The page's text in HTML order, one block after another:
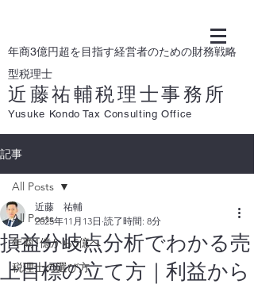
年商3億円超を目指す経営者のための財務戦略
型税理士
近藤祐輔税理士事務所
Yusuke Kondo Tax Consulting Office
記事
All Posts
年商1億から5億へ
税理士の選び方
All Posts
損益分岐点分析でわかる売
上目標の立て方｜利益から
近藤 祐輔
2025年11月13日 読了時間: 8分